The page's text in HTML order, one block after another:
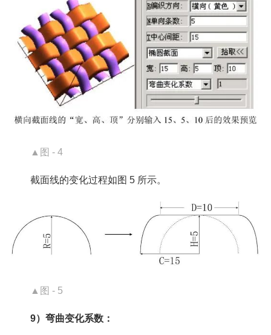
▲图 - 4
截面线的变化过程如图 5 所示。
▲图 - 5
9）弯曲变化系数：